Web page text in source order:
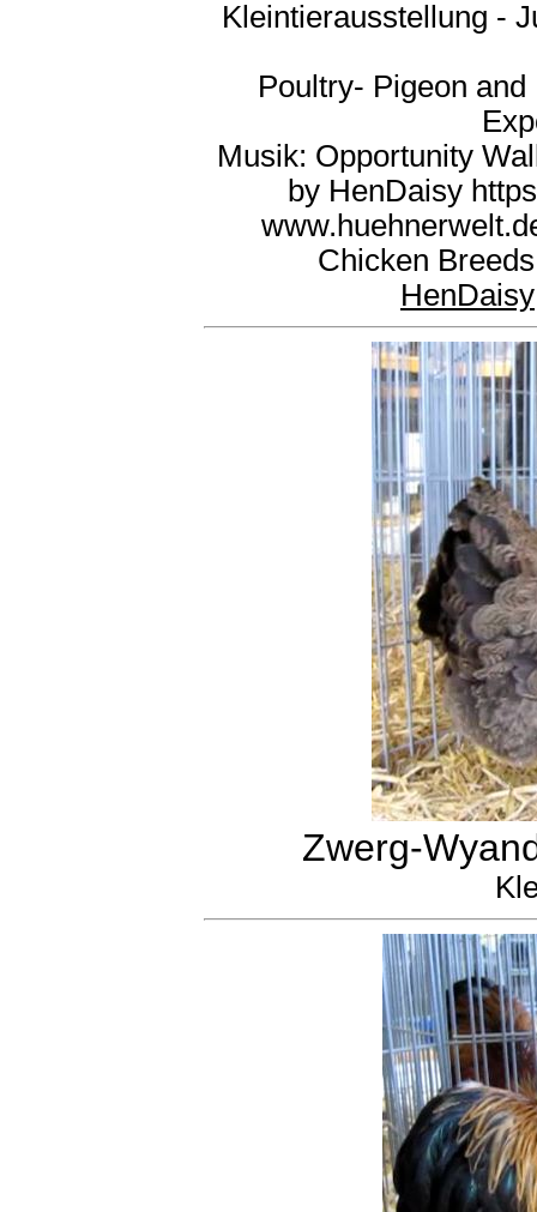
Kleintierausstellung -
Poultry- Pigeon
Musik: Opportunity
by HenDaisy
Chicken
HenDaisy
Zwerg-